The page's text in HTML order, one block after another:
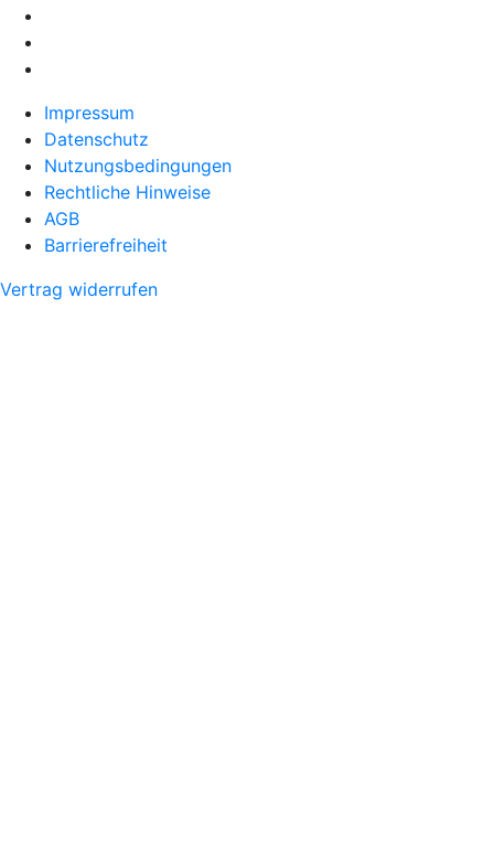
Impressum
Datenschutz
Nutzungsbedingungen
Rechtliche Hinweise
AGB
Barrierefreiheit
Vertrag widerrufen